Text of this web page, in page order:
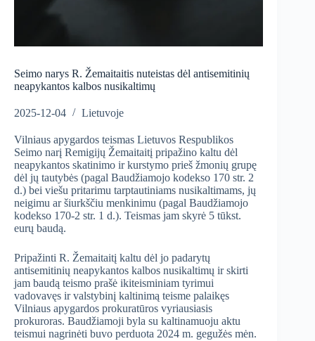
Seimo narys R. Žemaitaitis nuteistas dėl antisemitinių
neapykantos kalbos nusikaltimų
2025-12-04 Lietuvoje
Vilniaus apygardos teismas Lietuvos Respublikos
Seimo narį Remigijų Žemaitaitį pripažino kaltu dėl
neapykantos skatinimo ir kurstymo prieš žmonių grupę
dėl jų tautybės (pagal Baudžiamojo kodekso 170 str. 2
d.) bei viešu pritarimu tarptautiniams nusikaltimams, jų
neigimu ar šiurkščiu menkinimu (pagal Baudžiamojo
kodekso 170-2 str. 1 d.). Teismas jam skyrė 5 tūkst.
eurų baudą.
Pripažinti R. Žemaitaitį kaltu dėl jo padarytų
antisemitinių neapykantos kalbos nusikaltimų ir skirti
jam baudą teismo prašė ikiteisminiam tyrimui
vadovavęs ir valstybinį kaltinimą teisme palaikęs
Vilniaus apygardos prokuratūros vyriausiasis
prokuroras. Baudžiamoji byla su kaltinamuoju aktu
teismui nagrinėti buvo perduota 2024 m. gegužės mėn.